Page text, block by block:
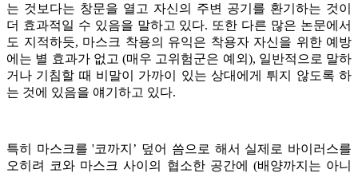
는 것보다는 창문을 열고 자신의 주변 공기를 환기하는 것이
더 효과적일 수 있음을 말하고 있다. 또한 다른 많은 논문에서
도 지적하듯, 마스크 착용의 유익은 착용자 자신을 위한 예방
에는 별 효과가 없고 (매우 고위험군은 예외), 일반적으로 말하
거나 기침할 때 비말이 가까이 있는 상대에게 튀지 않도록 하
는 것에 있음을 얘기하고 있다.
특히 마스크를 '코까지’ 덮어 씀으로 해서 실제로 바이러스를
오히려 코와 마스크 사이의 협소한 공간에 (배양까지는 아니